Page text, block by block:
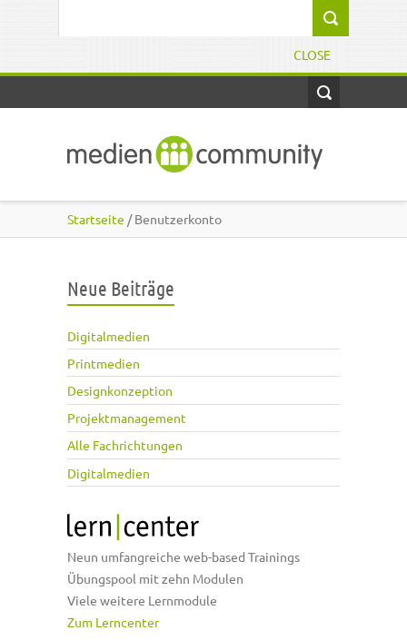
CLOSE
Startseite / Benutzerkonto
Neue Beiträge
Digitalmedien
Printmedien
Designkonzeption
Projektmanagement
Alle Fachrichtungen
Digitalmedien
Neun umfangreiche web-based Trainings
Übungspool mit zehn Modulen
Viele weitere Lernmodule
Zum Lerncenter